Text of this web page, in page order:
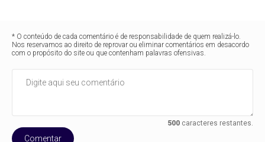
* O conteúdo de cada comentário é de responsabilidade de quem realizá-lo.
Nos reservamos ao direito de reprovar ou eliminar comentários em desacordo
com o propósito do site ou que contenham palavras ofensivas.
500caracteres restantes.
Comentar